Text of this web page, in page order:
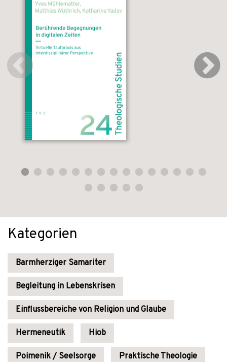
Kategorien
Barmherziger Samariter
Begleitung in Lebenskrisen
Einflussbereiche von Religion und Glaube
Hermeneutik Hiob
Poimenik / Seelsorge Praktische Theologie